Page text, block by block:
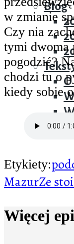
Blog
w zmianie
Czy nia
tymi dwoma
pogodzić?
chodzi tu o
kiedy sobie
Etykiety:
MazurZe
Więcej